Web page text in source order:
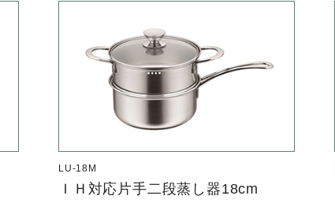
LU-18M
ＩＨ対応片手二段蒸し器18cm